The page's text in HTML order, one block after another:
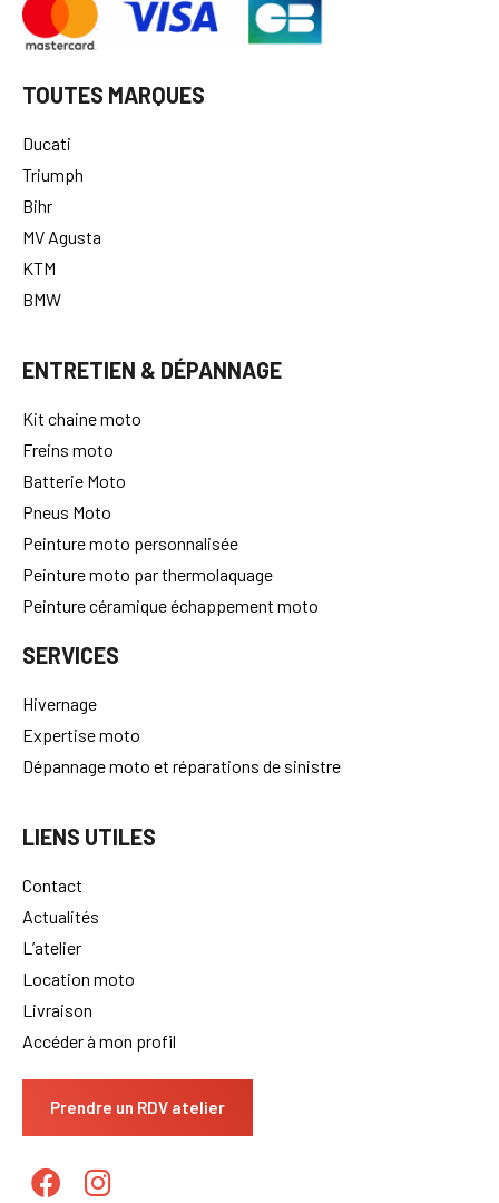
TOUTES MARQUES
Ducati
Triumph
Bihr
MV Agusta
KTM
BMW
ENTRETIEN & DÉPANNAGE
Kit chaine moto
Freins moto
Batterie Moto
Pneus Moto
Peinture moto personnalisée
Peinture moto par thermolaquage
Peinture céramique échappement moto
SERVICES
Hivernage
Expertise moto
Dépannage moto et réparations de sinistre
LIENS UTILES
Contact
Actualités
L’atelier
Location moto
Livraison
Accéder à mon profil
Prendre un RDV atelier